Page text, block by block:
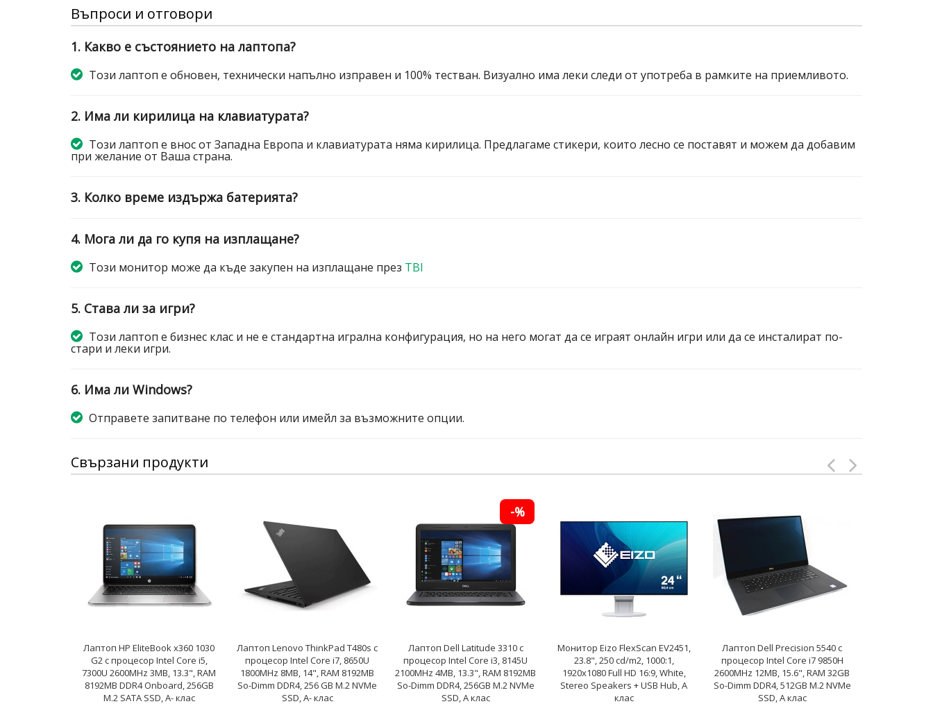
Въпроси и отговори
1. Какво е състоянието на лаптопа?
Този лаптоп е обновен, технически напълно изправен и 100% тестван. Визуално има леки следи от употреба в рамките на приемливото.
2. Има ли кирилица на клавиатурата?
Този лаптоп е внос от Западна Европа и клавиатурата няма кирилица. Предлагаме стикери, които лесно се поставят и можем да добавим
при желание от Ваша страна.
3. Колко време издържа батерията?
4. Мога ли да го купя на изплащане?
Този монитор може да къде закупен на изплащане през TBI
5. Става ли за игри?
Този лаптоп е бизнес клас и не е стандартна игрална конфигурация, но на него могат да се играят онлайн игри или да се инсталират по-
стари и леки игри.
6. Има ли Windows?
Отправете запитване по телефон или имейл за възможните опции.
Свързани продукти
Лаптоп HP EliteBook x360 1030
G2 с процесор Intel Core i5,
7300U 2600MHz 3MB, 13.3", RAM
8192MB DDR4 Onboard, 256GB
M.2 SATA SSD, A- клас
Лаптоп Lenovo ThinkPad T480s с
процесор Intel Core i7, 8650U
1800MHz 8MB, 14", RAM 8192MB
So-Dimm DDR4, 256 GB M.2 NVMe
SSD, A- клас
Лаптоп Dell Latitude 3310 с
процесор Intel Core i3, 8145U
2100MHz 4MB, 13.3", RAM 8192MB
So-Dimm DDR4, 256GB M.2 NVMe
SSD, A клас
-%
Монитор Eizo FlexScan EV2451,
23.8", 250 cd/m2, 1000:1,
1920x1080 Full HD 16:9, White,
Stereo Speakers + USB Hub, А
клас
Лаптоп Dell Precision 5540 с
процесор Intel Core i7 9850H
2600MHz 12MB, 15.6", RAM 32GB
So-Dimm DDR4, 512GB M.2 NVMe
SSD, A клас